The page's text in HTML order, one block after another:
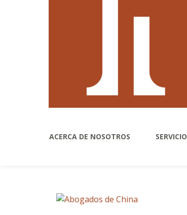
ACERCA DE NOSOTROS